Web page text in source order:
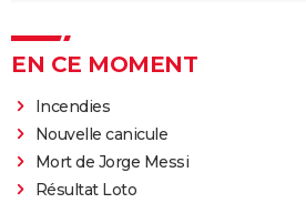
EN CE MOMENT
Incendies
Nouvelle canicule
Mort de Jorge Messi
Résultat Loto